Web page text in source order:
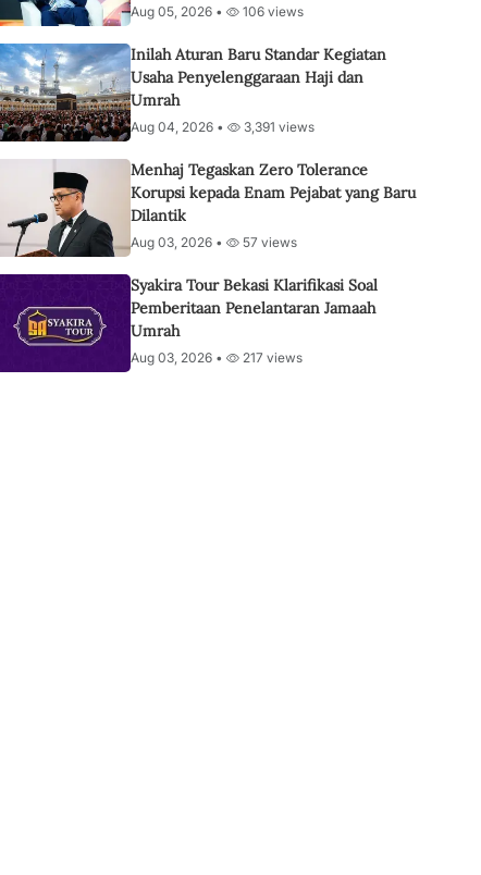
Aug 05, 2026 • 106 views
Inilah Aturan Baru Standar Kegiatan
Usaha Penyelenggaraan Haji dan
Umrah
Aug 04, 2026 • 3,391 views
Menhaj Tegaskan Zero Tolerance
Korupsi kepada Enam Pejabat yang Baru
Dilantik
Aug 03, 2026 • 57 views
Syakira Tour Bekasi Klarifikasi Soal
Pemberitaan Penelantaran Jamaah
Umrah
Aug 03, 2026 • 217 views